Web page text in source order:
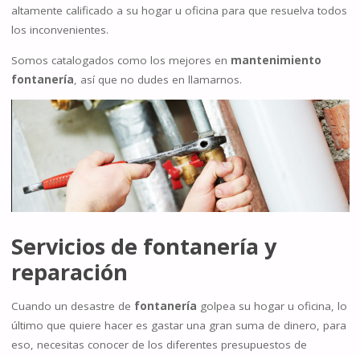
altamente calificado a su hogar u oficina para que resuelva todos
los inconvenientes.
Somos catalogados como los mejores en mantenimiento
fontanería , así que no dudes en llamarnos.
Servicios de fontanería y
reparación
Cuando un desastre de fontanería golpea su hogar u oficina, lo
último que quiere hacer es gastar una gran suma de dinero, para
eso, necesitas conocer de los diferentes presupuestos de